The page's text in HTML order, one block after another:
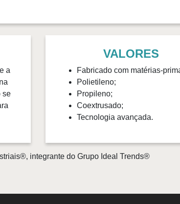
a
se
VALORES
Fabricado com matérias-
Polietileno;
Propileno;
Coextrusado;
Tecnologia avançada.
integrante do Grupo Ideal Trends®